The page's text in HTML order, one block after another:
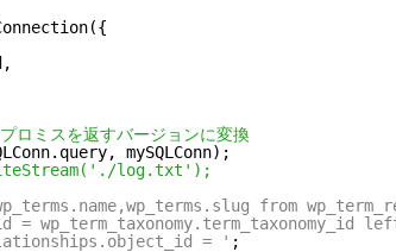
ミスを返すバージョンに変換
log.txt');
from
= wp_term_taxonomy.term_taxonomy_id
= ' ;